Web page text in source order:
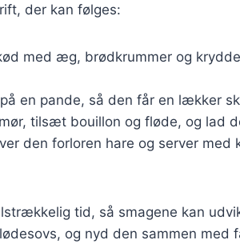
der kan følges:
med æg, brødkrummer og
en pande, så den får en lækker
tilsæt bouillon og fløde, og lad
den forloren hare og server med
tid, så smagene kan
og nyd den sammen med